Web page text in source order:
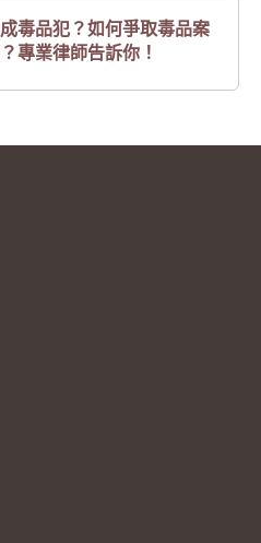
毒品犯？如何爭取毒品案
專業律師告訴你！